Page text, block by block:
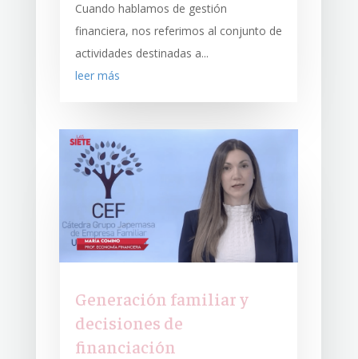
Cuando hablamos de gestión
financiera, nos referimos al conjunto de
actividades destinadas a...
leer más
Generación familiar y
decisiones de
financiación